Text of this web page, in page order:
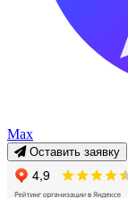
Max
Оставить заявку